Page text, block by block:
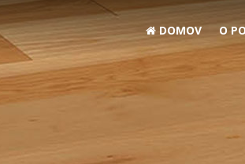
DOMOV O